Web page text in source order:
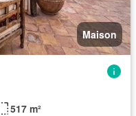
Maison
517 m²